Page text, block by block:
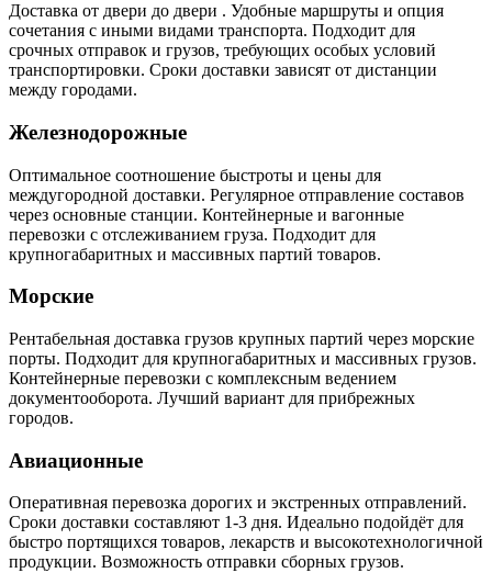
Доставка от двери до двери . Удобные маршруты и опция
сочетания с иными видами транспорта. Подходит для
срочных отправок и грузов, требующих особых условий
транспортировки. Сроки доставки зависят от дистанции
между городами.
Железнодорожные
Оптимальное соотношение быстроты и цены для
междугородной доставки. Регулярное отправление составов
через основные станции. Контейнерные и вагонные
перевозки с отслеживанием груза. Подходит для
крупногабаритных и массивных партий товаров.
Морские
Рентабельная доставка грузов крупных партий через морские
порты. Подходит для крупногабаритных и массивных грузов.
Контейнерные перевозки с комплексным ведением
документооборота. Лучший вариант для прибрежных
городов.
Авиационные
Оперативная перевозка дорогих и экстренных отправлений.
Сроки доставки составляют 1-3 дня. Идеально подойдёт для
быстро портящихся товаров, лекарств и высокотехнологичной
продукции. Возможность отправки сборных грузов.